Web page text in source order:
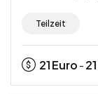
Teilzeit
21Euro - 21